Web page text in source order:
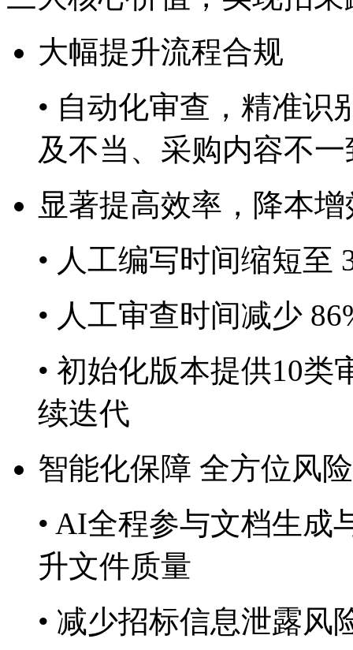
大幅提升流程合规
• 自动化审查，精准
及不当、采购内容不
显著提高效率，降本
• 人工编写时间缩短至
• 人工审查时间减少
• 初始化版本提供10类
续迭代
智能化保障 全方位风
• AI全程参与文档生成与
升文件质量
• 减少招标信息泄露风